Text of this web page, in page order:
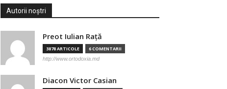
Autorii noștri
Preot Iulian Raţă
3878 ARTICOLE 6 COMENTARII
http://www.ortodoxia.md
Diacon Victor Casian